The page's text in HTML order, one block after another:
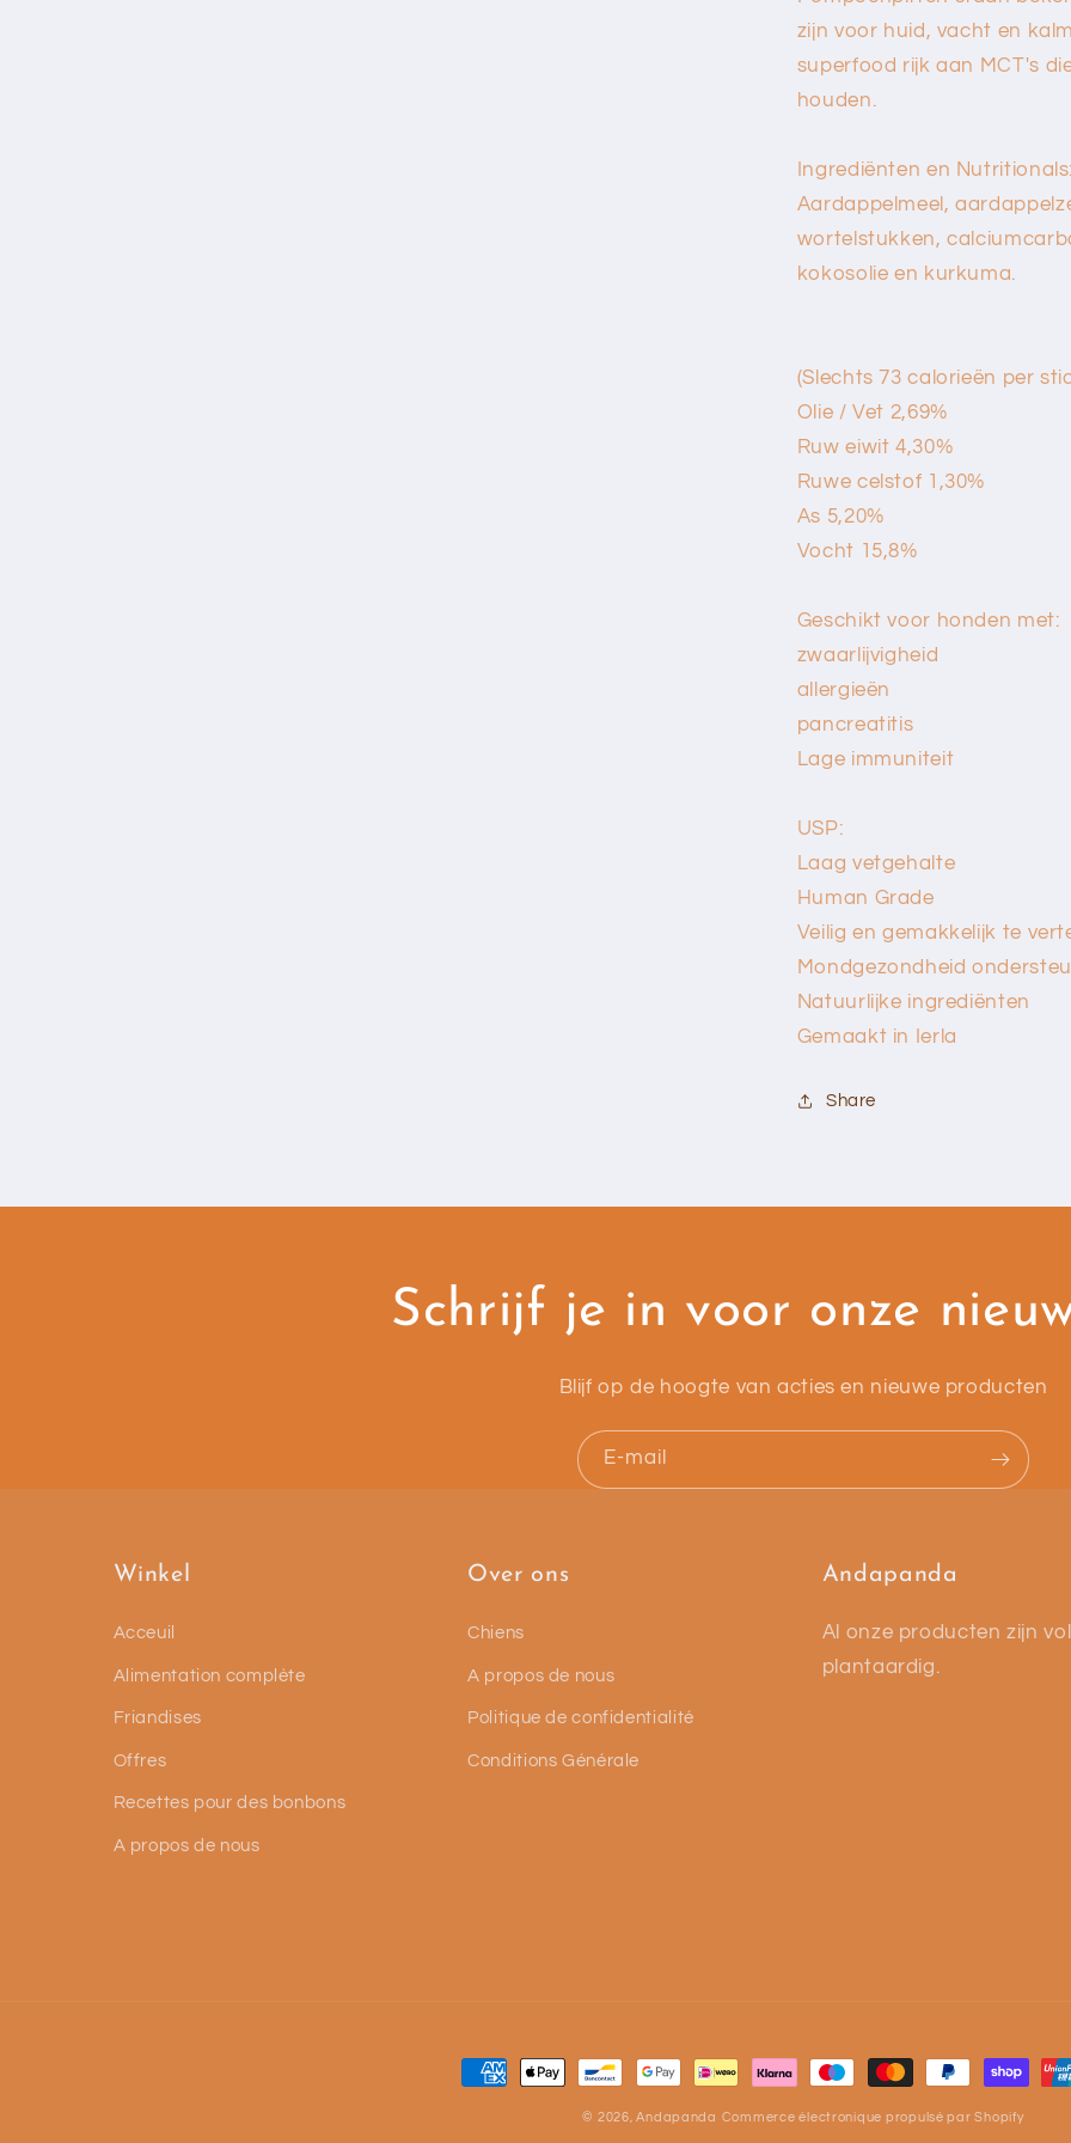
zijn voor huid, vacht en
superfood rijk aan MCT's
houden.
Ingrediënten en Nutritionals:
Aardappelmeel,
wortelstukken,
kokosolie en kurkuma.
(Slechts 73 calorieën per
Olie / Vet 2,69%
Ruw eiwit 4,30%
Ruwe celstof 1,30%
As 5,20%
Vocht 15,8%
Geschikt voor honden met:
zwaarlijvigheid
allergieën
pancreatitis
Lage immuniteit
USP:
Laag vetgehalte
Human Grade
Veilig en gemakkelijk te
Mondgezondheid
Natuurlijke ingrediënten
Gemaakt in Ierla
Share
Schrijf je in voor onze
Blijf op de hoogte van acties en nieuwe producten
E-mail
Winkel
Acceuil
Alimentation complète
Friandises
Offres
Recettes pour des bonbons
A propos de nous
Over ons
Chiens
A propos de nous
Politique de confidentialité
Conditions Générale
Andapanda
Al onze producten zijn
plantaardig.
Moyens
© 2026,Andapanda Commerce électronique propulsé par Shopify